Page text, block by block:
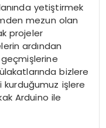
yetiştirmek
mezun olan
projeler
ardından
geçmişlerine
bizlere
kurduğumuz işlere
Arduino ile